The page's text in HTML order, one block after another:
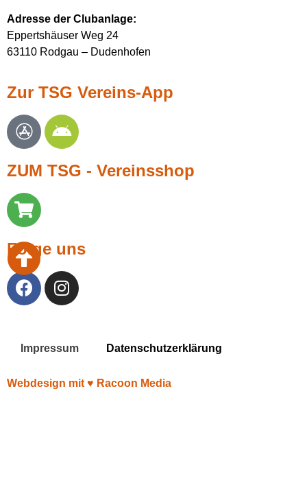
Adresse der Clubanlage:
Eppertshäuser Weg 24
63110 Rodgau – Dudenhofen
Zur TSG Vereins-App
ZUM TSG - Vereinsshop
Folge uns
Impressum Datenschutzerklärung
Webdesign mit ♥︎ Racoon Media